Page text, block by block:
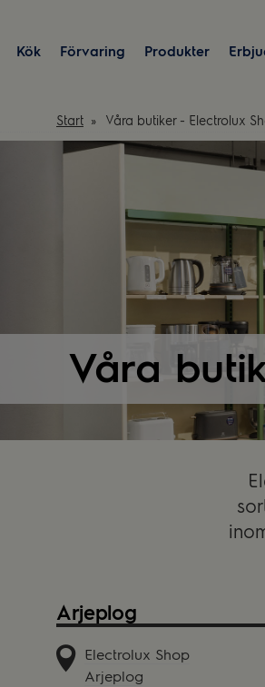
Kök Förvaring Produkter
Start Våra butiker - Electrolux
Våra
Arjeplog
Electrolux Shop
Arjeplog